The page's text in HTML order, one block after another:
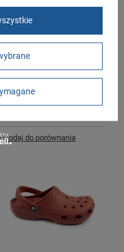
buty męskie sportowe
6 M do biegania czarne
wygodne
Dodaj do porównania